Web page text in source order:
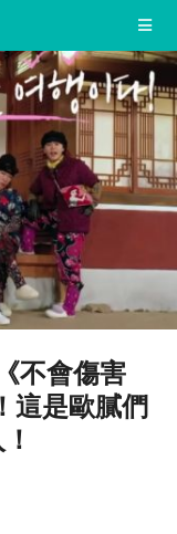
不會傷害
這是歐膩們